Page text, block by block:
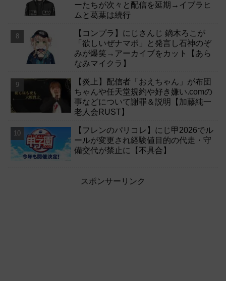
ーたちが次々と配信を延期→イブラヒ
ムと葛葉は続行
【コンプラ】にじさんじ 鏑木ろこが
「欲しいぜナマポ」と発言し石神のぞ
みが爆笑→アーカイブをカット【あら
なみマイクラ】
【炎上】配信者「おえちゃん」が布団
ちゃんや任天堂規約や好き嫌い.comの
事などについて謝罪＆説明【加藤純一
老人会RUST】
【フレンのパリコレ】にじ甲2026でル
ールが変更され経験値目的の代走・守
備交代が禁止に【不具合】
スポンサーリンク